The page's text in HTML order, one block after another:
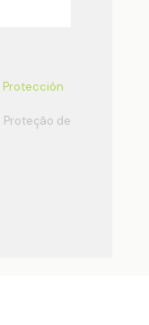
Protección
de